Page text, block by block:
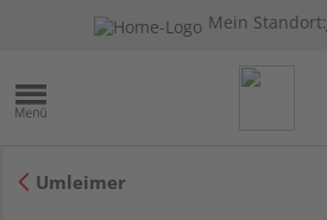
Mein Standort:
Umleimer